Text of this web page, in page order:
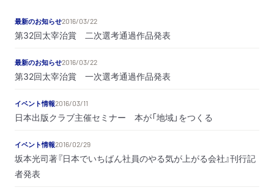
最新のお知らせ2016/03/22
第32回太宰治賞 二次選考通過作品発表
最新のお知らせ2016/03/22
第32回太宰治賞 一次選考通過作品発表
イベント情報2016/03/11
日本出版クラブ主催セミナー 本が「地域」をつくる
イベント情報2016/02/29
坂本光司著『日本でいちばん社員のやる気が上がる会社』刊行記
者発表